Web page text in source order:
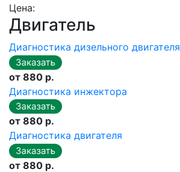
Цена:
Двигатель
Диагностика дизельного двигателя
от 880 р.
Диагностика инжектора
от 880 р.
Диагностика двигателя
от 880 р.